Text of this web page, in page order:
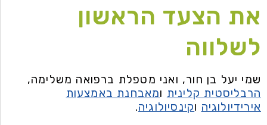
את הצעד הראשון
לשלווה
שמי יעל בן חור, ואני מטפלת ברפואה משלימה,
הרבליסטית קלינית ומאבחנת באמצעות
אירידיולוגיה וקינסיולוגיה.